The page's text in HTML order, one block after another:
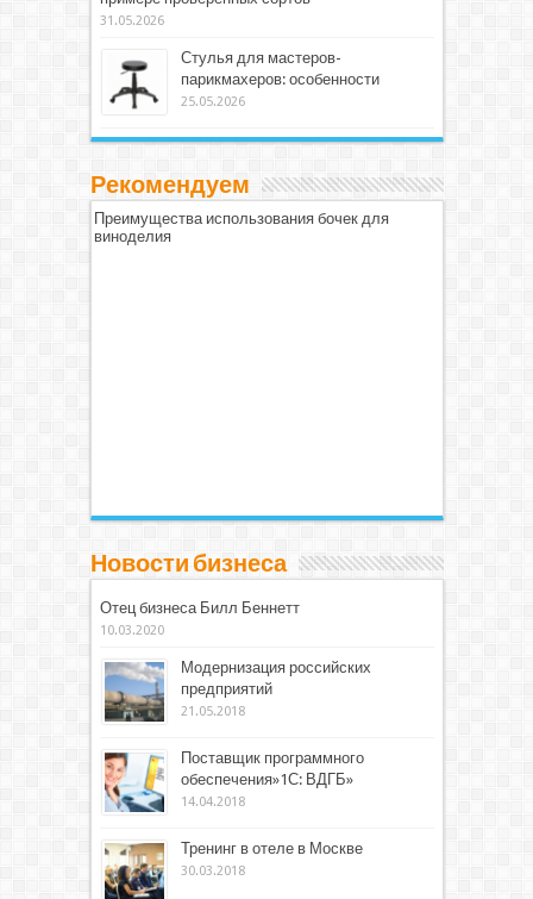
31.05.2026
Стулья для мастеров-
парикмахеров: особенности
25.05.2026
Рекомендуем
Преимущества использования бочек для
виноделия
Новости бизнеса
Отец бизнеса Билл Беннетт
10.03.2020
Модернизация российских
предприятий
21.05.2018
Поставщик программного
обеспечения»1С: ВДГБ»
14.04.2018
Тренинг в отеле в Москве
30.03.2018